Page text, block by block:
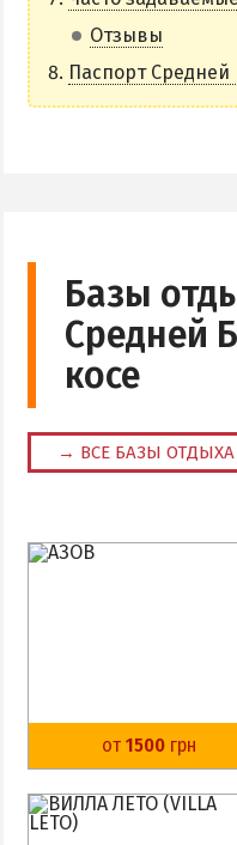
Памятники и
Приморская площадь
ЭКСКУРСИИ И
Приазовский
РЕКОМЕНДАЦИИ ПО
Отдых с детьми
Отзывы
Паспорт
Базы
Средней
косе
→ ВСЕ БАЗЫ
от 1500грн